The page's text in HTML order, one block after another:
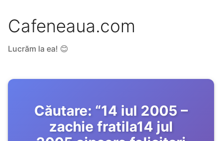
Cafeneaua.com
Lucrăm la ea! 😊
Căutare: “14 iul 2005 –
zachie fratila14 jul